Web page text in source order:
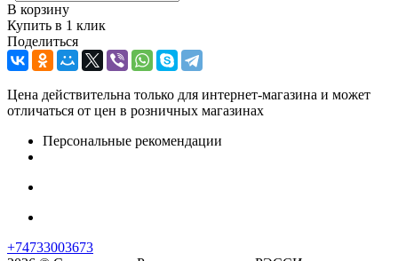
В корзину
Купить в 1 клик
Поделиться
Цена действительна только для интернет-магазина и может
отличаться от цен в розничных магазинах
Персональные рекомендации
+74733003673